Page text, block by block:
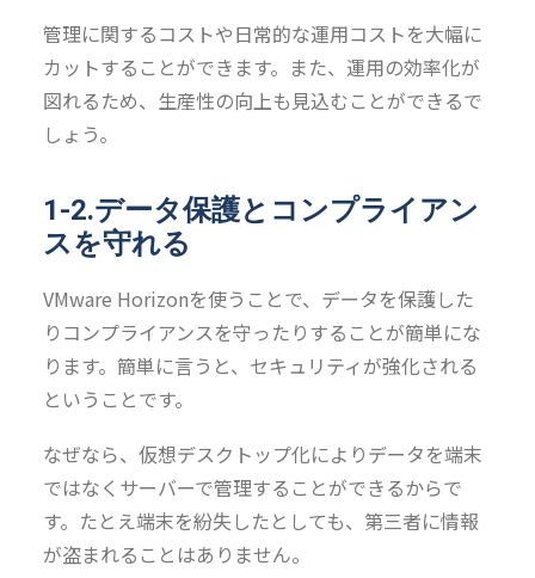
管理に関するコストや日常的な運用コストを大幅に
カットすることができます。また、運用の効率化が
図れるため、生産性の向上も見込むことができるで
しょう。
1-2.データ保護とコンプライアン
スを守れる
VMware Horizonを使うことで、データを保護した
りコンプライアンスを守ったりすることが簡単にな
ります。簡単に言うと、セキュリティが強化される
ということです。
なぜなら、仮想デスクトップ化によりデータを端末
ではなくサーバーで管理することができるからで
す。たとえ端末を紛失したとしても、第三者に情報
が盗まれることはありません。